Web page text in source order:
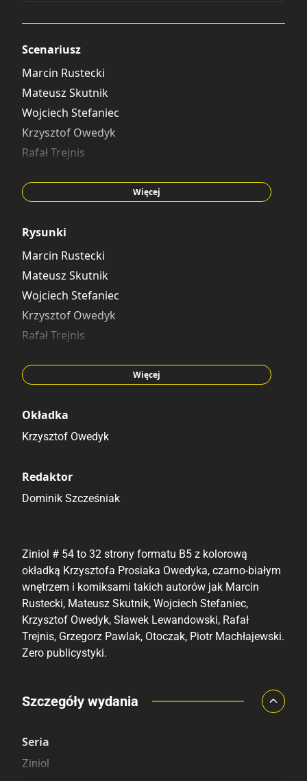
Scenariusz
Marcin Rustecki
Mateusz Skutnik
Wojciech Stefaniec
Krzysztof Owedyk
Rafał Trejnis
Rafał Tomczak
Więcej
Rysunki
Marcin Rustecki
Mateusz Skutnik
Wojciech Stefaniec
Krzysztof Owedyk
Rafał Trejnis
Rafał Tomczak
Więcej
Okładka
Krzysztof Owedyk
Redaktor
Dominik Szcześniak
Ziniol # 54 to 32 strony formatu B5 z kolorową
okładką Krzysztofa Prosiaka Owedyka, czarno-białym
wnętrzem i komiksami takich autorów jak Marcin
Rustecki, Mateusz Skutnik, Wojciech Stefaniec,
Krzysztof Owedyk, Sławek Lewandowski, Rafał
Trejnis, Grzegorz Pawlak, Otoczak, Piotr Machłajewski.
Zero publicystyki.
Porównaj ceny
Szczegóły wydania
Seria
Ziniol